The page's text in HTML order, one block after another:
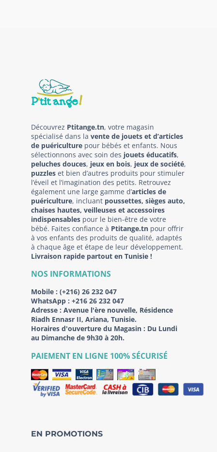
Découvrez Ptitange.tn, votre magasin
spécialisé dans la vente de jouets et d’articles
de puériculture pour bébés et enfants. Nous
sélectionnons avec soin des jouets éducatifs,
peluches douces, jeux en bois, jeux de société,
puzzles et bien d’autres produits pour stimuler
l’éveil et l’imagination des petits. Retrouvez
également une large gamme d’articles de
puériculture, incluant poussettes, sièges auto,
chaises hautes, veilleuses et accessoires
indispensables pour le bien-être de votre
bébé. Faites confiance à Ptitange.tn pour offrir
à vos enfants des produits de qualité, adaptés
à chaque âge et étape de leur développement.
Livraison rapide partout en Tunisie !
NOS INFORMATIONS
Mobile : (+216) 26 232 047
WhatsApp : +216 26 232 047
Adresse : Avenue l'ère nouvelle, Résidence
Riadh Ennasr II, Ariana, Tunisie.
Horaires d'ouverture du Magasin : Du Lundi
au Dimanche de 9h30 à 20h.
PAIEMENT EN LIGNE 100% SÉCURISÉ
EN PROMOTIONS